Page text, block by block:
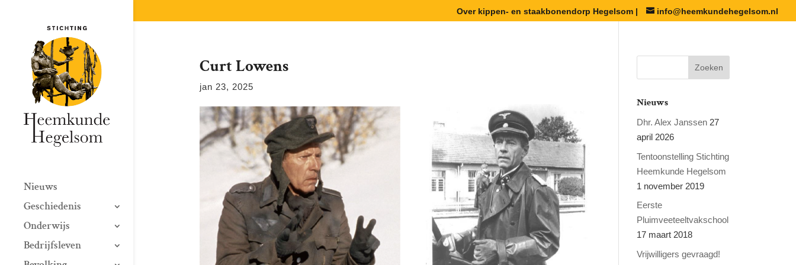
Over kippen- en staakbonendorp Hegelsom | info@heemkundehegelsom.nl
Nieuws
Geschiedenis
Onderwijs
Bedrijfsleven
Curt Lowens
jan 23, 2025
Nieuws
Dhr. Alex Janssen 27
april 2026
Tentoonstelling Stichting
Heemkunde Hegelsom
1 november 2019
Eerste
Pluimveeteeltvakschool
17 maart 2018
Vrijwilligers gevraagd!